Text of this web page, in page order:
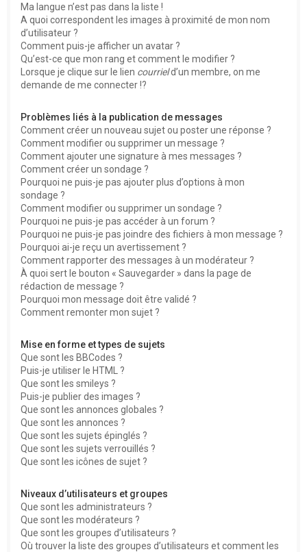
Ma langue n’est pas dans la liste !
A quoi correspondent les images à proximité de mon nom
d’utilisateur ?
Comment puis-je afficher un avatar ?
Qu’est-ce que mon rang et comment le modifier ?
Lorsque je clique sur le lien courrield’un membre, on me
demande de me connecter !?
Problèmes liés à la publication de messages
Comment créer un nouveau sujet ou poster une réponse ?
Comment modifier ou supprimer un message ?
Comment ajouter une signature à mes messages ?
Comment créer un sondage ?
Pourquoi ne puis-je pas ajouter plus d’options à mon
sondage ?
Comment modifier ou supprimer un sondage ?
Pourquoi ne puis-je pas accéder à un forum ?
Pourquoi ne puis-je pas joindre des fichiers à mon message ?
Pourquoi ai-je reçu un avertissement ?
Comment rapporter des messages à un modérateur ?
À quoi sert le bouton « Sauvegarder » dans la page de
rédaction de message ?
Pourquoi mon message doit être validé ?
Comment remonter mon sujet ?
Mise en forme et types de sujets
Que sont les BBCodes ?
Puis-je utiliser le HTML ?
Que sont les smileys ?
Puis-je publier des images ?
Que sont les annonces globales ?
Que sont les annonces ?
Que sont les sujets épinglés ?
Que sont les sujets verrouillés ?
Que sont les icônes de sujet ?
Niveaux d’utilisateurs et groupes
Que sont les administrateurs ?
Que sont les modérateurs ?
Que sont les groupes d’utilisateurs ?
Où trouver la liste des groupes d’utilisateurs et comment les